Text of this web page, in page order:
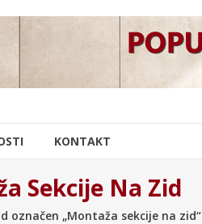
KONTAKT
Sekcije Na Zid
označen „Montaža sekcije na zid“